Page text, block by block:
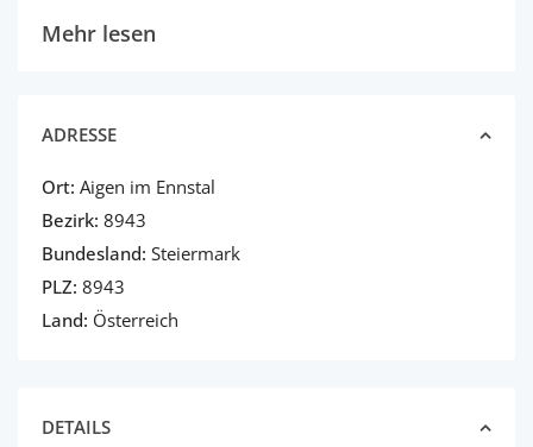
Mehr lesen
ADRESSE
Ort: Aigen im Ennstal
Bezirk: 8943
Bundesland: Steiermark
PLZ: 8943
Land: Österreich
DETAILS